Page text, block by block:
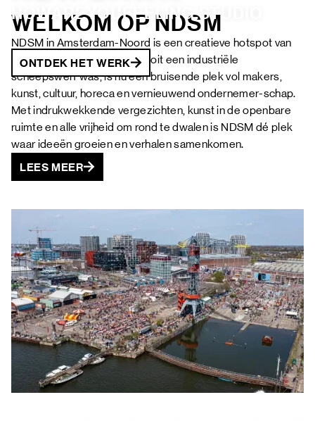
HOWAREYOUFEELING.STUDIO
ONTDEK HET WERK
ONTDEK HET WERK
ONTDEK HET WERK
ONTDEK HET WERK
ONTDEK HET WERK
ONTDEK HET WERK
WELKOM OP NDSM
NDSM in Amsterdam-Noord is een creatieve hotspot van
maar liefst 10 hectare. Wat ooit een industriële
scheepswerf was, is nu een bruisende plek vol makers,
kunst, cultuur, horeca en vernieuwend ondernemer-schap.
Met indrukwekkende vergezichten, kunst in de openbare
ruimte en alle vrijheid om rond te dwalen is NDSM dé plek
waar ideeën groeien en verhalen samenkomen.
LEES MEER